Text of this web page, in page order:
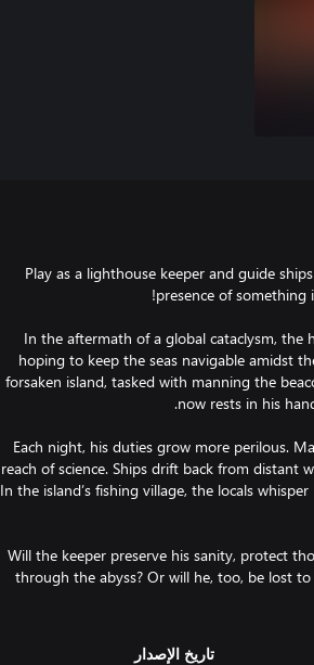
Play as a lighthouse keeper and guide
In the aftermath of a global cataclysm, the
hoping to keep the seas navigable amidst
forsaken island, tasked with manning the
Each night, his duties grow more perilous.
reach of science. Ships drift back from distant
In the island’s fishing village, the locals
Will the keeper preserve his sanity, protect
through the abyss? Or will he, too, be lost
تاريخ الإصدار